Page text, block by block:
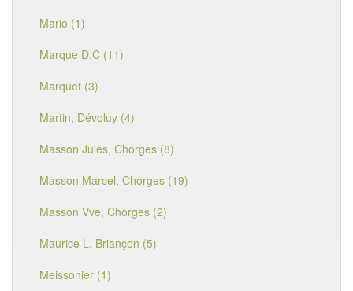
Mario (1)
Marque D.C (11)
Marquet (3)
Martin, Dévoluy (4)
Masson Jules, Chorges (8)
Masson Marcel, Chorges (19)
Masson Vve, Chorges (2)
Maurice L, Briançon (5)
Meissonier (1)